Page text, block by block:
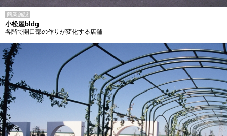
商業施設
小松屋bldg
各階で開口部の作りが変化する店舗